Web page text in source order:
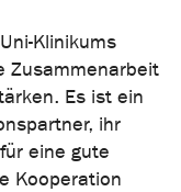
Klinikums
Zusammenarbeit
Es ist ein
ihr
eine gute
Kooperation